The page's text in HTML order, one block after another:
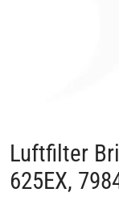
Luftfilter
625EX,